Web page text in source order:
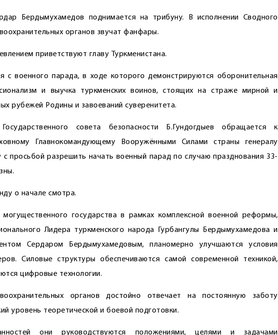
Бердымухамедов поднимается на трибуну. В исполнении Сводного
органов звучат фанфары.
приветствуют главу Туркменистана.
с военного парада, в ходе которого демонстрируются оборонительная
и выучка туркменских воинов, стоящих на страже мирной и
рубежей Родины и завоеваний суверенитета.
совета безопасности Б.Гундогдыев обращается к
Главнокомандующему Вооружёнными Силами страны генералу
просьбой разрешить начать военный парад по случаю празднования 33-
о начале смотра.
государства в рамках комплексной военной реформы,
Лидера туркменского народа Гурбангулы Бердымухамедова и
Сердаром Бердымухамедовым, планомерно улучшаются условия
Силовые структуры обеспечиваются самой ­современной техникой,
цифровые технологии.
органов достойно отвечает на постоянную заботу
уровень теоретической и боевой подготовки.
они руководствуются положениями, целями и задачами